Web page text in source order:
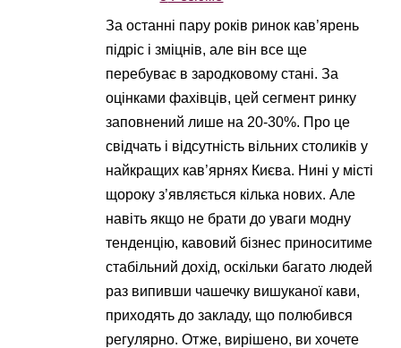
За останні пару років ринок кав’ярень
підріс і зміцнів, але він все ще
перебуває в зародковому стані. За
оцінками фахівців, цей сегмент ринку
заповнений лише на 20-30%. Про це
свідчать і відсутність вільних столиків у
найкращих кав’ярнях Києва. Нині у місті
щороку з’являється кілька нових. Але
навіть якщо не брати до уваги модну
тенденцію, кавовий бізнес приноситиме
стабільний дохід, оскільки багато людей
раз випивши чашечку вишуканої кави,
приходять до закладу, що полюбився
регулярно. Отже, вирішено, ви хочете